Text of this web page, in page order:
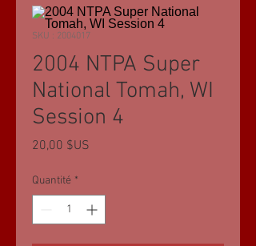
SKU : 2004017
2004 NTPA Super
National Tomah, WI
Session 4
20,00 $US
Quantité *